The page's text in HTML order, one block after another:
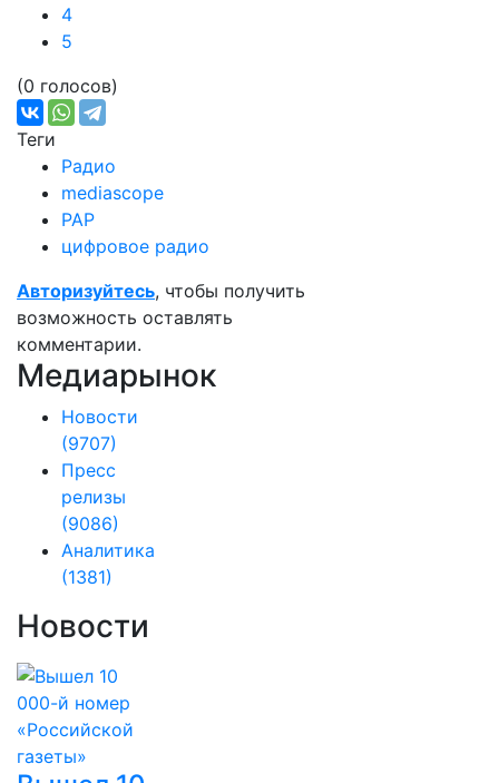
4
5
(0 голосов)
Теги
Радио
mediascope
РАР
цифровое радио
Авторизуйтесь, чтобы получить
возможность оставлять
комментарии.
Медиарынок
Новости
(9707)
Пресс
релизы
(9086)
Аналитика
(1381)
Новости